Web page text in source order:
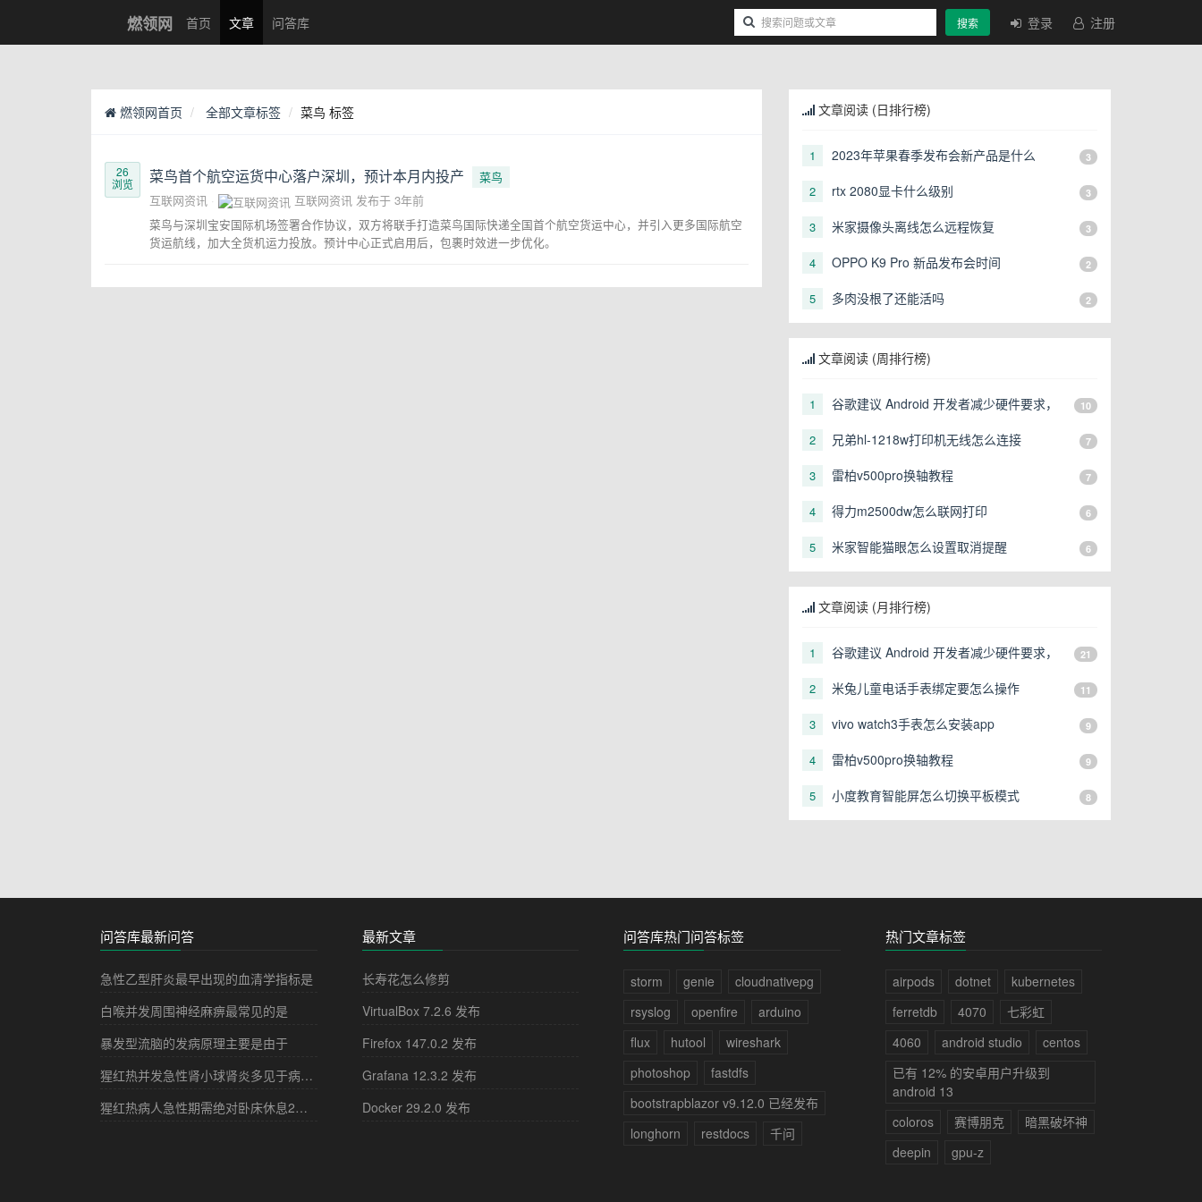
燃领网 首页 文章 问答库 搜索 登录 注册
燃领网首页 全部文章标签 菜鸟 标签
26
浏览
菜鸟首个航空运货中心落户深圳，预计本月内投产
菜鸟
互联网资讯
互联网资讯 发布于 3年前
菜鸟与深圳宝安国际机场签署合作协议，双方将联手打造菜鸟国际快递全国首个航空货运中心，并引入更多国际航空
货运航线，加大全货机运力投放。预计中心正式启用后，包裹时效进一步优化。
文章阅读 (日排行榜)
1 2023年苹果春季发布会新产品是什么 3
2 rtx 2080显卡什么级别 3
3 米家摄像头离线怎么远程恢复 3
4 OPPO K9 Pro 新品发布会时间 2
5 多肉没根了还能活吗 2
文章阅读 (周排行榜)
1
谷歌建议 Android 开发者减少硬件要求，
10
2 兄弟hl-1218w打印机无线怎么连接 7
3 雷柏v500pro换轴教程 7
4 得力m2500dw怎么联网打印 6
5 米家智能猫眼怎么设置取消提醒 6
文章阅读 (月排行榜)
1
谷歌建议 Android 开发者减少硬件要求，
21
2 米兔儿童电话手表绑定要怎么操作 11
3 vivo watch3手表怎么安装app 9
4 雷柏v500pro换轴教程 9
5 小度教育智能屏怎么切换平板模式 8
问答库最新问答
急性乙型肝炎最早出现的血清学指标是
白喉并发周围神经麻痹最常见的是
暴发型流脑的发病原理主要是由于
猩红热并发急性肾小球肾炎多见于病程的
猩红热病人急性期需绝对卧床休息2－3周，其目的是
最新文章
长寿花怎么修剪
VirtualBox 7.2.6 发布
Firefox 147.0.2 发布
Grafana 12.3.2 发布
Docker 29.2.0 发布
问答库热门问答标签
storm genie
cloudnativepg
rsyslog
openfire
arduino
flux
hutool
wireshark
photoshop
fastdfs
bootstrapblazor v9.12.0 已经发布
longhorn
restdocs 千问
热门文章标签
airpods dotnet
kubernetes
ferretdb
4070
七彩虹
4060
android studio
centos
已有 12% 的安卓用户升级到
android 13
coloros
赛博朋克
暗黑破坏神
deepin
gpu-z